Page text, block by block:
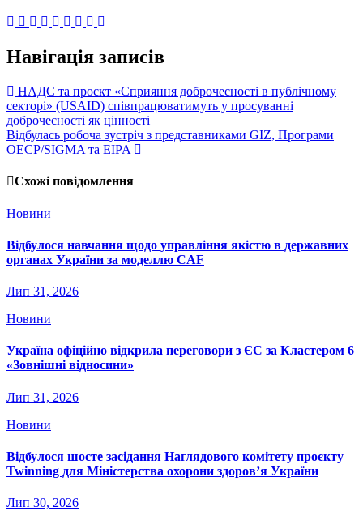
Навігація записів
НАДС та проєкт «Cприяння доброчесності в публічному
секторі» (USAID) співпрацюватимуть у просуванні
доброчесності як цінності
Відбулась робоча зустріч з представниками GIZ, Програми
ОЕСР/SIGMA та EIPA
Схожі повідомлення
Новини
Відбулося навчання щодо управління якістю в державних
органах України за моделлю CAF
Лип 31, 2026
Новини
Україна офіційно відкрила переговори з ЄС за Кластером 6
«Зовнішні відносини»
Лип 31, 2026
Новини
Відбулося шосте засідання Наглядового комітету проєкту
Twinning для Міністерства охорони здоров’я України
Лип 30, 2026